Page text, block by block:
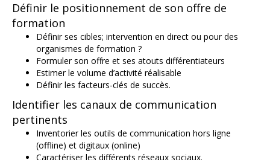
Définir le positionnement de son offre de
formation
Définir ses cibles; intervention en direct ou pour des
organismes de formation ?
Formuler son offre et ses atouts différentiateurs
Estimer le volume d’activité réalisable
Définir les facteurs-clés de succès.
Identifier les canaux de communication
pertinents
Inventorier les outils de communication hors ligne
(offline) et digitaux (online)
Caractériser les différents réseaux sociaux.